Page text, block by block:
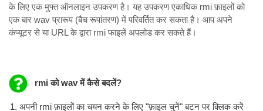
के लिए एक मुफ्त ऑनलाइन उपकरण है। यह उपकरण एकाधिक rmi फ़ाइलों को
एक बार wav प्रारूप (बैच रूपांतरण) में परिवर्तित कर सकता है। आप अपने
कंप्यूटर से या URL के द्वारा rmi फाइलें अपलोड कर सकते हैं।
rmi को wav में कैसे बदलें?
अपनी rmi फ़ाइलों का चयन करने के लिए "फ़ाइल चुनें" बटन पर क्लिक करें